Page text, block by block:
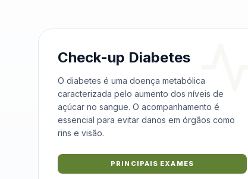
Check-up Diabetes
O diabetes é uma doença metabólica
caracterizada pelo aumento dos níveis de
açúcar no sangue. O acompanhamento é
essencial para evitar danos em órgãos como
rins e visão.
PRINCIPAIS EXAMES